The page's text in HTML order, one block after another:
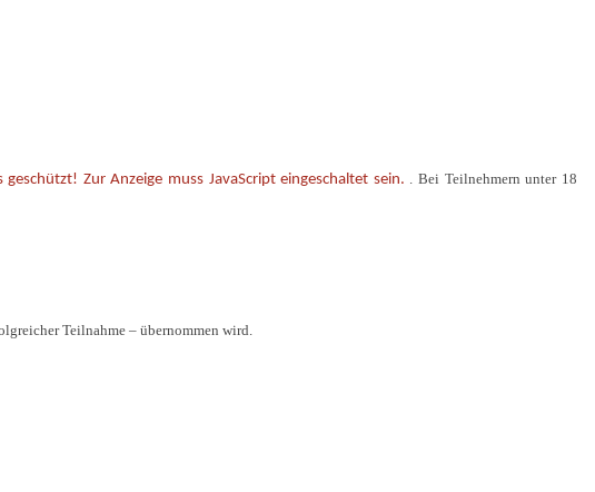
Zur Anzeige muss JavaScript eingeschaltet sein. . Bei Teilnehmern unter 18
Teilnahme – übernommen wird.